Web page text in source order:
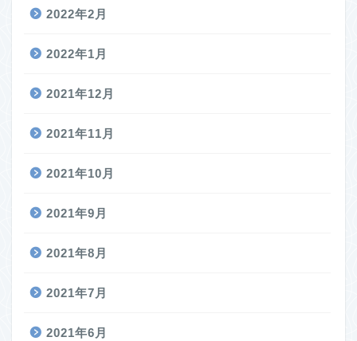
2022年2月
2022年1月
2021年12月
2021年11月
2021年10月
2021年9月
2021年8月
2021年7月
2021年6月